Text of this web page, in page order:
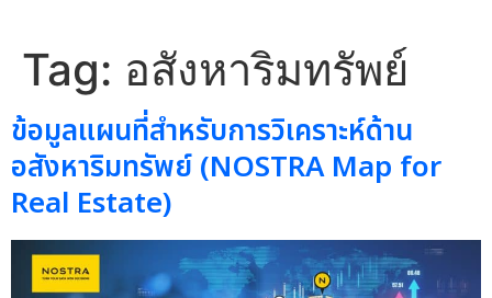
Tag: อสังหาริมทรัพย์
ข้อมูลแผนที่สำหรับการวิเคราะห์ด้าน
อสังหาริมทรัพย์ (NOSTRA Map for
Real Estate)